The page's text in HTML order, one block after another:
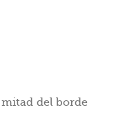
del borde